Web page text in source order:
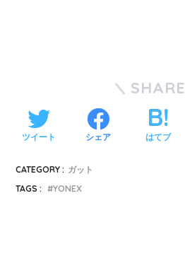
SHARE
ツイート シェア はてブ
CATEGORY : ガット
TAGS :
YONEX